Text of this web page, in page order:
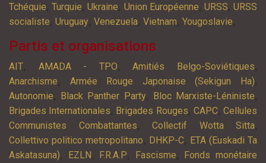
Tchéquie,Turquie,Ukraine, Union Européenne, URSS,URSS
socialiste, Uruguay, Venezuela, Vietnam, Yougoslavie,
Partis et organisations
AIT, AMADA - TPO,Amitiés Belgo-Soviétiques,
Anarchisme, Armée Rouge Japonaise (Sekigun Ha),
Autonomie, Black Panther Party, Bloc Marxiste-Léniniste,
Brigades Internationales, Brigades Rouges, CAPC,Cellules
Communistes Combattantes, Collectif Wotta Sitta,
Collettivo politico metropolitano, DHKP-C, ETA (Euskadi Ta
Askatasuna), EZLN , F.R.A.P, Fascisme,
Fonds monétaire